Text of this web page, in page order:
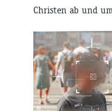
Christen ab und